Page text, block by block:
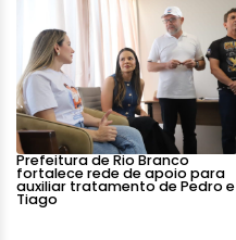
Prefeitura de Rio Branco
fortalece rede de apoio para
auxiliar tratamento de Pedro e
Tiago